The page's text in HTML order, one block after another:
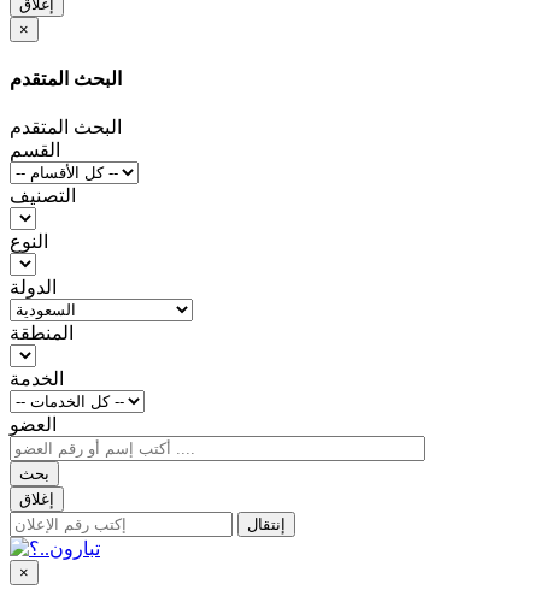
إغلاق
×
البحث المتقدم
البحث المتقدم
القسم
التصنيف
النوع
الدولة
المنطقة
الخدمة
العضو
بحث
إغلاق
إنتقال
×